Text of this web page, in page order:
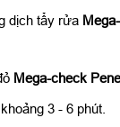
dịch tẩy rửa
Mega-check
3 - 6 phút.